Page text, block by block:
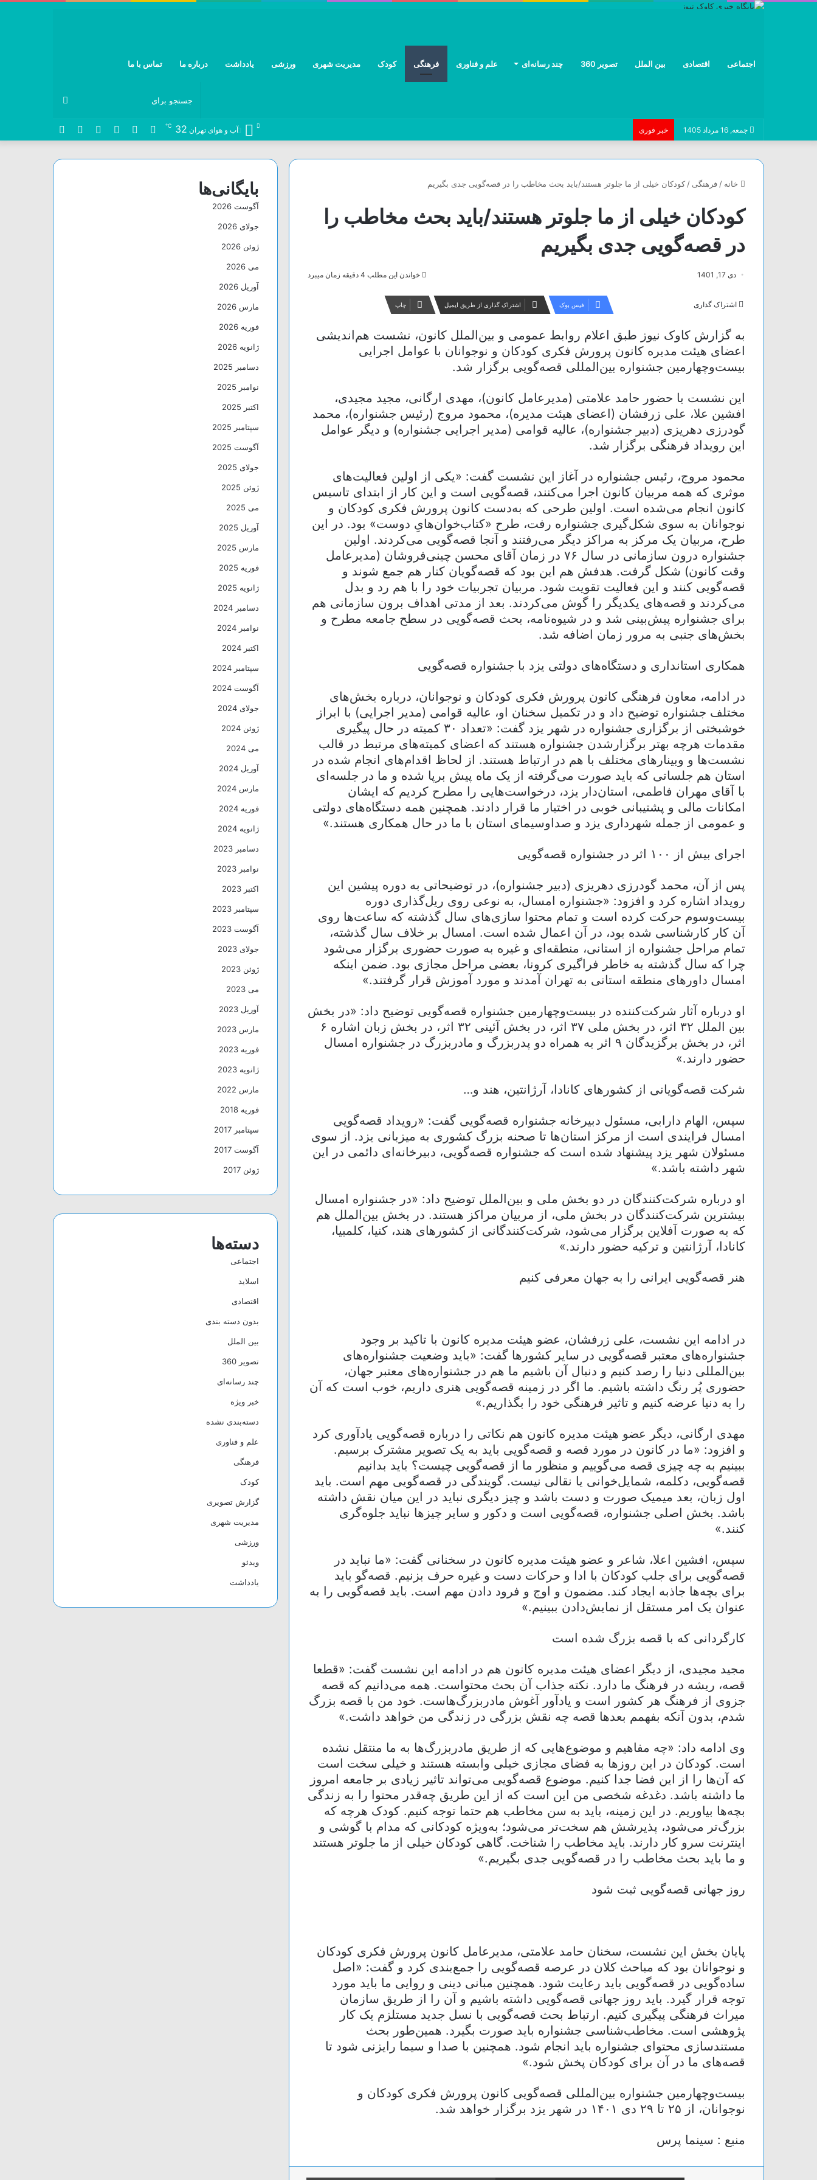
اجتماعی اقتصادی بین الملل تصویر 360 چند رسانه‌ای علم و فناوری فرهنگی کودک مدیریت شهری ورزشی یادداشت درباره ما تماس با ما
برای
جمعه, 16 مرداد 1405 خبر فوری خوراک تلگرام
اینستاگرام توییتر فیس
آب و هوای تهران 32
℃
خانه / فرهنگی / کودکان خیلی از ما جلوتر هستند/باید بحث مخاطب را در قصه‌گویی جدی بگیریم
کودکان خیلی از ما جلوتر هستند/باید بحث مخاطب را
در قصه‌گویی جدی بگیریم
دی 17, 1401 خواندن این مطلب 4 دقیقه زمان میبرد
اشتراک گذاری فیس بوک اشتراک گذاری از طریق ایمیل چاپ
به گزارش کاوک نیوز طبق اعلام روابط عمومی و بین‌الملل کانون، نشست هم‌اندیشی
اعضای هیئت مدیره کانون پرورش فکری کودکان و نوجوانان با عوامل اجرایی
بیست‌وچهارمین جشنواره بین‌المللی قصه‌گویی برگزار شد.
این نشست با حضور حامد علامتی (مدیرعامل کانون)، مهدی ارگانی، مجید مجیدی،
افشین علا، علی زرفشان (اعضای هیئت مدیره)، محمود مروج (رئیس جشنواره)، محمد
گودرزی دهریزی (دبیر جشنواره)، عالیه قوامی (مدیر اجرایی جشنواره) و دیگر عوامل
این رویداد فرهنگی برگزار شد.
محمود مروج، رئیس جشنواره در آغاز این نشست گفت: «یکی از اولین فعالیت‌های
موثری که همه مربیان کانون اجرا می‌کنند، قصه‌گویی است و این کار از ابتدای تاسیس
کانون انجام می‌شده است. اولین طرحی که به‌دست کانون پرورش فکری کودکان و
نوجوانان به سوی شکل‌گیری جشنواره رفت، طرح «کتاب‌خوان‌هایِ دوست» بود. در این
طرح، مربیان یک مرکز به مراکز دیگر می‌رفتند و آنجا قصه‌گویی می‌کردند. اولین
جشنواره درون سازمانی در سال ۷۶ در زمان آقای محسن چینی‌فروشان (مدیرعامل
وقت کانون) شکل گرفت. هدفش هم این بود که قصه‌گویان کنار هم جمع شوند و
قصه‌گویی کنند و این فعالیت تقویت شود. مربیان تجربیات خود را با هم رد و بدل
می‌کردند و قصه‌های یکدیگر را گوش می‌کردند. بعد از مدتی اهداف برون سازمانی هم
برای جشنواره پیش‌بینی شد و در شیوه‌نامه، بحث قصه‌گویی در سطح جامعه مطرح و
بخش‌های جنبی به مرور زمان اضافه شد.
همکاری استانداری و دستگاه‌های دولتی یزد با جشنواره قصه‌گویی
در ادامه، معاون فرهنگی کانون پرورش فکری کودکان و نوجوانان، درباره بخش‌های
مختلف جشنواره توضیح داد و در تکمیل سخنان او، عالیه قوامی (مدیر اجرایی) با ابراز
خوشبختی از برگزاری جشنواره در شهر یزد گفت: «تعداد ۳۰ کمیته در حال پیگیری
مقدمات هرچه بهتر برگزارشدن جشنواره هستند که اعضای کمیته‌های مرتبط در قالب
نشست‌ها و وبینارهای مختلف با هم در ارتباط هستند. از لحاظ اقدام‌های انجام شده در
استان هم جلساتی که باید صورت می‌گرفته از یک ماه پیش برپا شده و ما در جلسه‌ای
با آقای مهران فاطمی، استان‌دار یزد، درخواست‌هایی را مطرح کردیم که ایشان
امکانات مالی و پشتیبانی خوبی در اختیار ما قرار دادند. همچنین همه دستگاه‌های دولتی
و عمومی از جمله شهرداری یزد و صداوسیمای استان با ما در حال همکاری هستند.»
اجرای بیش از ۱۰۰ اثر در جشنواره قصه‌گویی
پس از آن، محمد گودرزی دهریزی (دبیر جشنواره)، در توضیحاتی به دوره پیشین این
رویداد اشاره کرد و افزود: «جشنواره امسال، به نوعی روی ریل‌گذاری دوره
بیست‌وسوم حرکت کرده است و تمام محتوا سازی‌های سال گذشته که ساعت‌ها روی
آن کار کارشناسی شده بود، در آن اعمال شده است. امسال بر خلاف سال گذشته،
تمام مراحل جشنواره از استانی، منطقه‌ای و غیره به صورت حضوری برگزار می‌شود
چرا که سال گذشته به خاطر فراگیری کرونا، بعضی مراحل مجازی بود. ضمن اینکه
امسال داورهای منطقه استانی به تهران آمدند و مورد آموزش قرار گرفتند.»
او درباره آثار شرکت‌کننده در بیست‌وچهارمین جشنواره قصه‌گویی توضیح داد: «در بخش
بین الملل ۳۲ اثر، در بخش ملی ۳۷ اثر، در بخش آئینی ۳۲ اثر، در بخش زبان اشاره ۶
اثر، در بخش برگزیدگان ۹ اثر به همراه دو پدربزرگ و مادربزرگ در جشنواره امسال
حضور دارند.»
شرکت قصه‌گویانی از کشورهای کانادا، آرژانتین، هند و…
سپس، الهام دارابی، مسئول دبیرخانه جشنواره قصه‌گویی گفت: «رویداد قصه‌گویی
امسال فرایندی است از مرکز استان‌ها تا صحنه بزرگ کشوری به میزبانی یزد. از سوی
مسئولان شهر یزد پیشنهاد شده است که جشنواره قصه‌گویی، دبیرخانه‌ای دائمی در این
شهر داشته باشد.»
او درباره شرکت‌کنندگان در دو بخش ملی و بین‌الملل توضیح داد: «در جشنواره امسال
بیشترین شرکت‌کنندگان در بخش ملی، از مربیان مراکز هستند. در بخش بین‌الملل هم
که به صورت آفلاین برگزار می‌شود، شرکت‌کنندگانی از کشورهای هند، کنیا، کلمبیا،
کانادا، آرژانتین و ترکیه حضور دارند.»
هنر قصه‌گویی ایرانی را به جهان معرفی کنیم
در ادامه این نشست، علی زرفشان، عضو هیئت مدیره کانون با تاکید بر وجود
جشنواره‌های معتبر قصه‌گویی در سایر کشورها گفت: «باید وضعیت جشنواره‌های
بین‌المللی دنیا را رصد کنیم و دنبال آن باشیم ما هم در جشنواره‌های معتبر جهان،
حضوری پُر رنگ داشته باشیم. ما اگر در زمینه قصه‌گویی هنری داریم، خوب است که آن
را به دنیا عرضه کنیم و تاثیر فرهنگی خود را بگذاریم.»
مهدی ارگانی، دیگر عضو هیئت مدیره کانون هم نکاتی را درباره قصه‌گویی یادآوری کرد
و افزود: «ما در کانون در مورد قصه و قصه‌گویی باید به یک تصویر مشترک برسیم.
ببینیم به چه چیزی قصه می‌گوییم و منظور ما از قصه‌گویی چیست؟ باید بدانیم
قصه‌گویی، دکلمه، شمایل‌خوانی یا نقالی نیست. گویندگی در قصه‌گویی مهم است. باید
اول زبان، بعد میمیک صورت و دست باشد و چیز دیگری نباید در این میان نقش داشته
باشد. بخش اصلی جشنواره، قصه‌گویی است و دکور و سایر چیزها نباید جلوه‌گری
کنند.»
سپس، افشین اعلا، شاعر و عضو هیئت مدیره کانون در سخنانی گفت: «ما نباید در
قصه‌گویی برای جلب کودکان با ادا و حرکات دست و غیره حرف بزنیم. قصه‌گو باید
برای بچه‌ها جاذبه ایجاد کند. مضمون و اوج و فرود دادن مهم است. باید قصه‌گویی را به
عنوان یک امر مستقل از نمایش‌دادن ببینیم.»
کارگردانی که با قصه بزرگ شده است
مجید مجیدی، از دیگر اعضای هیئت مدیره کانون هم در ادامه این نشست گفت: «قطعا
قصه، ریشه در فرهنگ ما دارد. نکته جذاب آن بحث محتواست. همه می‌دانیم که قصه
جزوی از فرهنگ هر کشور است و یادآور آغوش مادربزرگ‌هاست. خود من با قصه بزرگ
شدم، بدون آنکه بفهمم بعدها قصه چه نقش بزرگی در زندگی من خواهد داشت.»
وی ادامه داد: «چه مفاهیم و موضوع‌هایی که از طریق مادربزرگ‌ها به ما منتقل نشده
است. کودکان در این روزها به فضای مجازی خیلی وابسته هستند و خیلی سخت است
که آن‌ها را از این فضا جدا کنیم. موضوع قصه‌گویی می‌تواند تاثیر زیادی بر جامعه امروز
ما داشته باشد. دغدغه شخصی من این است که از این طریق چه‌قدر محتوا را به زندگی
بچه‌ها بیاوریم. در این زمینه، باید به سن مخاطب هم حتما توجه کنیم. کودک هرچه که
بزرگ‌تر می‌شود، پذیرشش هم سخت‌تر می‌شود؛ به‌ویژه کودکانی که مدام با گوشی و
اینترنت سرو کار دارند. باید مخاطب را شناخت. گاهی کودکان خیلی از ما جلوتر هستند
و ما باید بحث مخاطب را در قصه‌گویی جدی بگیریم.»
روز جهانی قصه‌گویی ثبت شود
پایان بخش این نشست، سخنان حامد علامتی، مدیرعامل کانون پرورش فکری کودکان
و نوجوانان بود که مباحث کلان در عرصه قصه‌گویی را جمع‌بندی کرد و گفت: «اصل
ساده‌گویی در قصه‌گویی باید رعایت شود. همچنین مبانی دینی و روایی ما باید مورد
توجه قرار گیرد. باید روز جهانی قصه‌گویی داشته باشیم و آن را از طریق سازمان
میراث فرهنگی پیگیری کنیم. ارتباط بحث قصه‌گویی با نسل جدید مستلزم یک کار
پژوهشی است. مخاطب‌شناسی جشنواره باید صورت بگیرد. همین‌طور بحث
مستندسازی محتوای جشنواره باید انجام شود. همچنین با صدا و سیما رایزنی شود تا
قصه‌های ما در آن برای کودکان پخش شود.»
بیست‌وچهارمین جشنواره بین‌المللی قصه‌گویی کانون پرورش فکری کودکان و
نوجوانان، از ۲۵ تا ۲۹ دی ۱۴۰۱ در شهر یزد برگزار خواهد شد.
منبع : سینما پرس
اشتراک گذاری از طریق ایمیل
بایگانی‌ها
آگوست 2026
جولای 2026
ژوئن 2026
می 2026
آوریل 2026
مارس 2026
فوریه 2026
ژانویه 2026
دسامبر 2025
نوامبر 2025
اکتبر 2025
سپتامبر 2025
آگوست 2025
جولای 2025
ژوئن 2025
می 2025
آوریل 2025
مارس 2025
فوریه 2025
ژانویه 2025
دسامبر 2024
نوامبر 2024
اکتبر 2024
سپتامبر 2024
آگوست 2024
جولای 2024
ژوئن 2024
می 2024
آوریل 2024
مارس 2024
فوریه 2024
ژانویه 2024
دسامبر 2023
نوامبر 2023
اکتبر 2023
سپتامبر 2023
آگوست 2023
جولای 2023
ژوئن 2023
می 2023
آوریل 2023
مارس 2023
فوریه 2023
ژانویه 2023
مارس 2022
فوریه 2018
سپتامبر 2017
آگوست 2017
ژوئن 2017
دسته‌ها
اجتماعی
اسلاید
اقتصادی
بدون دسته بندی
بین الملل
تصویر 360
چند رسانه‌ای
خبر ویژه
دسته‌بندی نشده
علم و فناوری
فرهنگی
کودک
گزارش تصویری
مدیریت شهری
ورزشی
ویدئو
یادداشت